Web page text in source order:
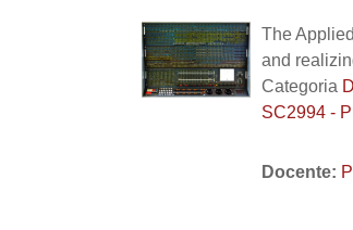
The
and
Categoria
SC2994 -
Docente: